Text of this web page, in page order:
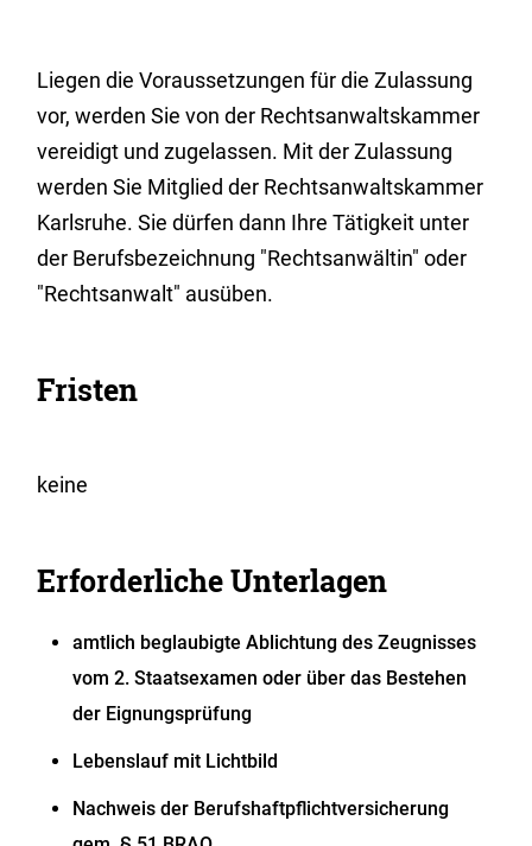
Liegen die Voraussetzungen für die Zulassung
vor, werden Sie von der Rechtsanwaltskammer
vereidigt und zugelassen. Mit der Zulassung
werden Sie Mitglied der Rechtsanwaltskammer
Karlsruhe. Sie dürfen dann Ihre Tätigkeit unter
der Berufsbezeichnung "Rechtsanwältin" oder
"Rechtsanwalt" ausüben.
Fristen
keine
Erforderliche Unterlagen
amtlich beglaubigte Ablichtung des Zeugnisses
vom 2. Staatsexamen oder über das Bestehen
der Eignungsprüfung
Lebenslauf mit Lichtbild
Nachweis der Berufshaftpflichtversicherung